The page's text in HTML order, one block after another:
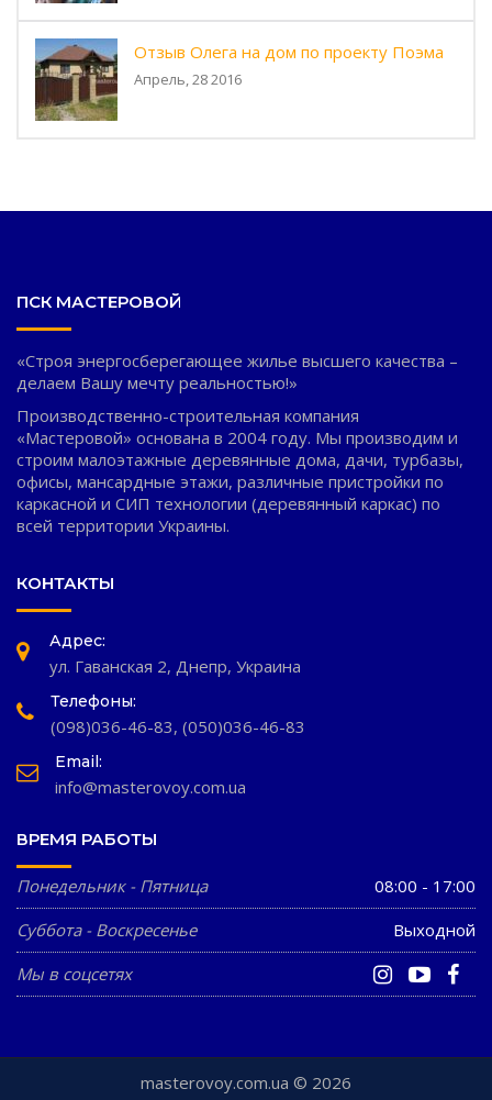
Отзыв Олега на дом по проекту Поэма
Апрель, 28 2016
ПСК МАСТЕРОВОЙ
«Строя энергосберегающее жилье высшего качества –
делаем Вашу мечту реальностью!»
Производственно-строительная компания
«Мастеровой» основана в 2004 году. Мы производим и
строим малоэтажные деревянные дома, дачи, турбазы,
офисы, мансардные этажи, различные пристройки по
каркасной и СИП технологии (деревянный каркас) по
всей территории Украины.
КОНТАКТЫ
Адрес:
ул. Гаванская 2, Днепр, Украина
Телефоны:
(098)036-46-83, (050)036-46-83
Email:
info@masterovoy.com.ua
ВРЕМЯ РАБОТЫ
Понедельник - Пятница
08:00 - 17:00
Суббота - Воскресенье
Выходной
Мы в соцсетях
masterovoy.com.ua © 2026